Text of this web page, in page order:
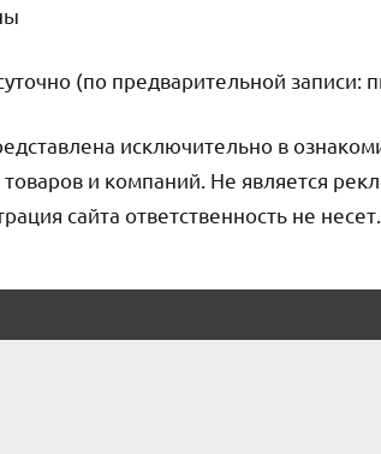
(по предварительной записи:
исключительно в
и компаний. Не является
сайта ответственность не несет.